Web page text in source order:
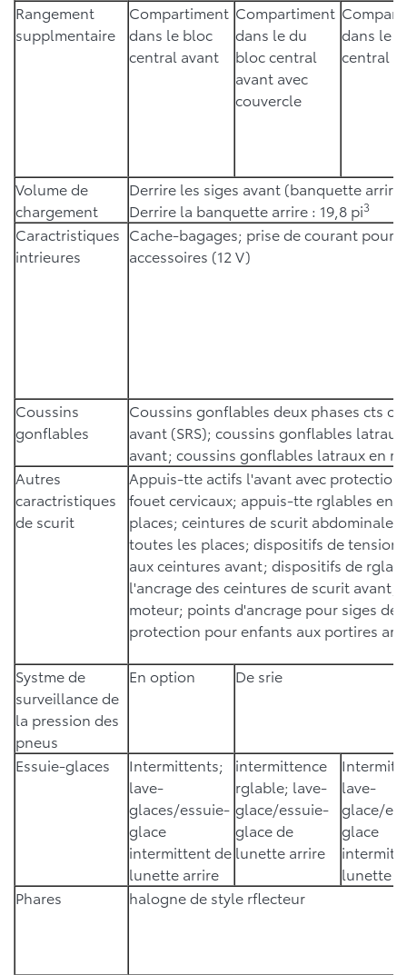
Rangement
supplmentaire
Compartiment
dans le bloc
central avant
Compartiment
dans le du
bloc central
avant avec
couvercle
dans le
central
Volume de
chargement
Derrire les siges avant (banquette
Derrire la banquette arrire : 19,8 pi3
Caractristiques
intrieures
Cache-bagages; prise de courant pour
accessoires (12 V)
Coussins
gonflables
Coussins gonflables deux phases cts
avant (SRS); coussins gonflables
avant; coussins gonflables latraux en
Autres
caractristiques
de scurit
Appuis-tte actifs l'avant avec protection
fouet cervicaux; appuis-tte rglables en
places; ceintures de scurit
toutes les places; dispositifs de tension
aux ceintures avant; dispositifs de
l'ancrage des ceintures de scurit avant;
moteur; points d'ancrage pour siges de
protection pour enfants aux portires
Systme de
surveillance de
la pression des
pneus
En option De srie
Essuie-glaces
Intermittents;
lave-
glaces/essuie-
glace
intermittent de
lunette arrire
intermittence
rglable; lave-
glace/essuie-
glace de
lunette arrire
lave-
glace/
glace
lunette
Phares
halogne de style rflecteur